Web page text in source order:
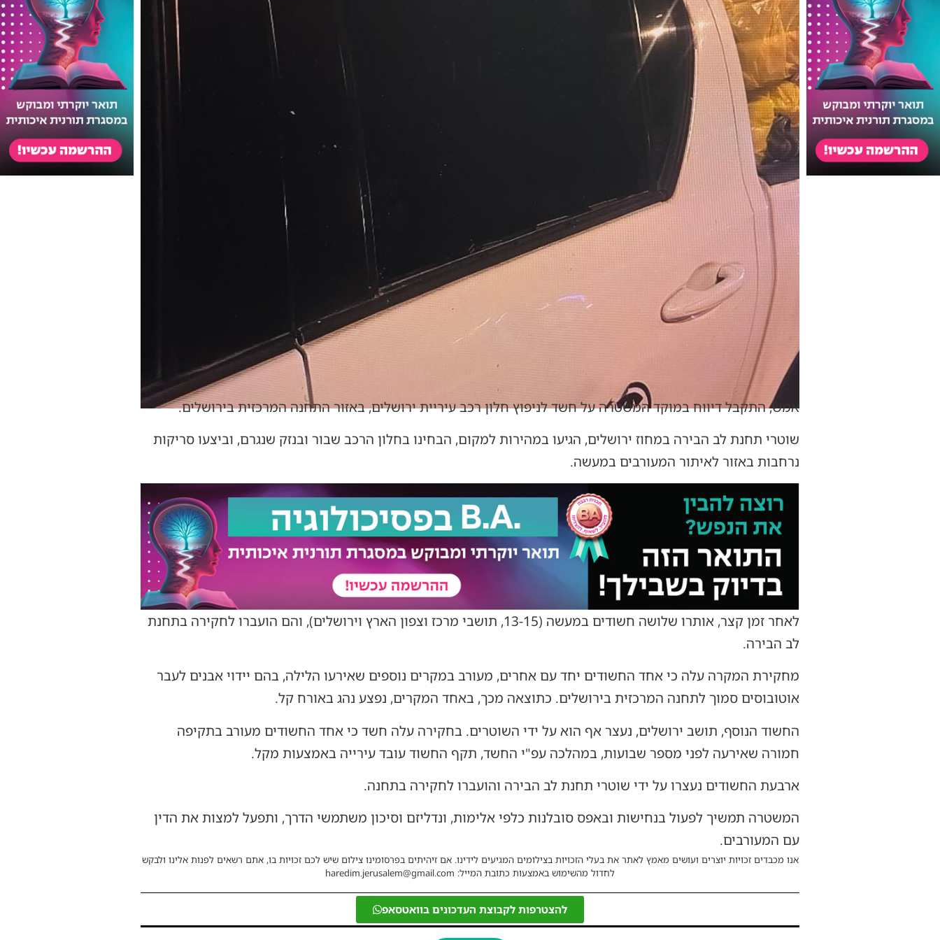
אמש, התקבל דיווח במוקד המשטרה על חשד לניפוץ חלון רכב עיריית ירושלים, באזור התחנה המרכזית בירושלים.
שוטרי תחנת לב הבירה במחוז ירושלים, הגיעו במהירות למקום, הבחינו בחלון הרכב שבור ובנזק שנגרם, וביצעו סריקות
נרחבות באזור לאיתור המעורבים במעשה.
לאחר זמן קצר, אותרו שלושה חשודים במעשה (13-15, תושבי מרכז וצפון הארץ וירושלים), והם הועברו לחקירה בתחנת
לב הבירה.
מחקירת המקרה עלה כי אחד החשודים יחד עם אחרים, מעורב במקרים נוספים שאירעו הלילה, בהם יידוי אבנים לעבר
אוטובוסים סמוך לתחנה המרכזית בירושלים. כתוצאה מכך, באחד המקרים, נפצע נהג באורח קל.
החשוד הנוסף, תושב ירושלים, נעצר אף הוא על ידי השוטרים. בחקירה עלה חשד כי אחד החשודים מעורב בתקיפה
חמורה שאירעה לפני מספר שבועות, במהלכה עפ"י החשד, תקף החשוד עובד עירייה באמצעות מקל.
ארבעת החשודים נעצרו על ידי שוטרי תחנת לב הבירה והועברו לחקירה בתחנה.
המשטרה תמשיך לפעול בנחישות ובאפס סובלנות כלפי אלימות, ונדליזם וסיכון משתמשי הדרך, ותפעל למצות את הדין
עם המעורבים.
אנו מכבדים זכויות יוצרים ועושים מאמץ לאתר את בעלי הזכויות בצילומים המגיעים לידינו. אם זיהיתים בפרסומינו צילום שיש לכם זכויות בו, אתם רשאים לפנות אלינו ולבקש
לחדול מהשימוש באמצעות כתובת המייל: haredim.jerusalem@gmail.com
להצטרפות לקבוצת העדכונים בוואטסאפ